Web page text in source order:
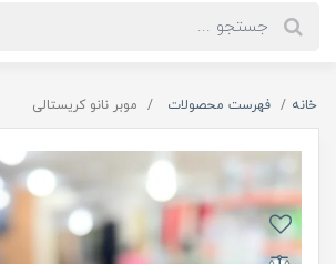
خانه فهرست محصولات موبر نانو کریستالی